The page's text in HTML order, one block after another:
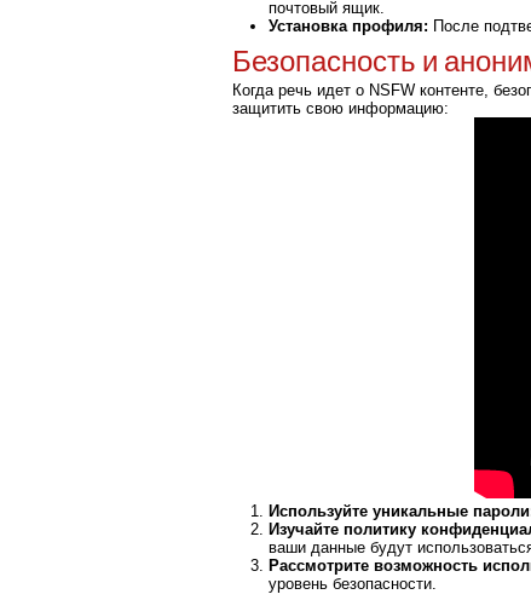
почтовый ящик.
Установка профиля: После
Безопасность и
Когда речь идет о NSFW контенте,
защитить свою информацию:
Используйте уникальные
Изучайте политику
ваши данные будут
Рассмотрите возможность
уровень безопасности.